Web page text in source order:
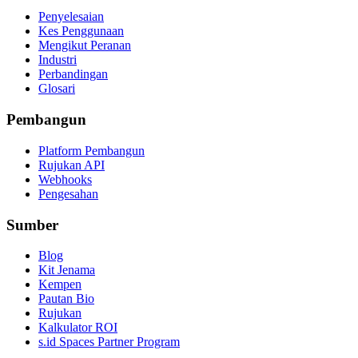
Penyelesaian
Kes Penggunaan
Mengikut Peranan
Industri
Perbandingan
Glosari
Pembangun
Platform Pembangun
Rujukan API
Webhooks
Pengesahan
Sumber
Blog
Kit Jenama
Kempen
Pautan Bio
Rujukan
Kalkulator ROI
s.id Spaces Partner Program